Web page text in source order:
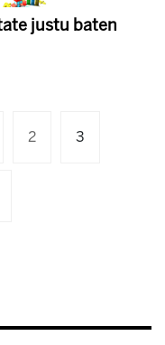
justu baten
2 3